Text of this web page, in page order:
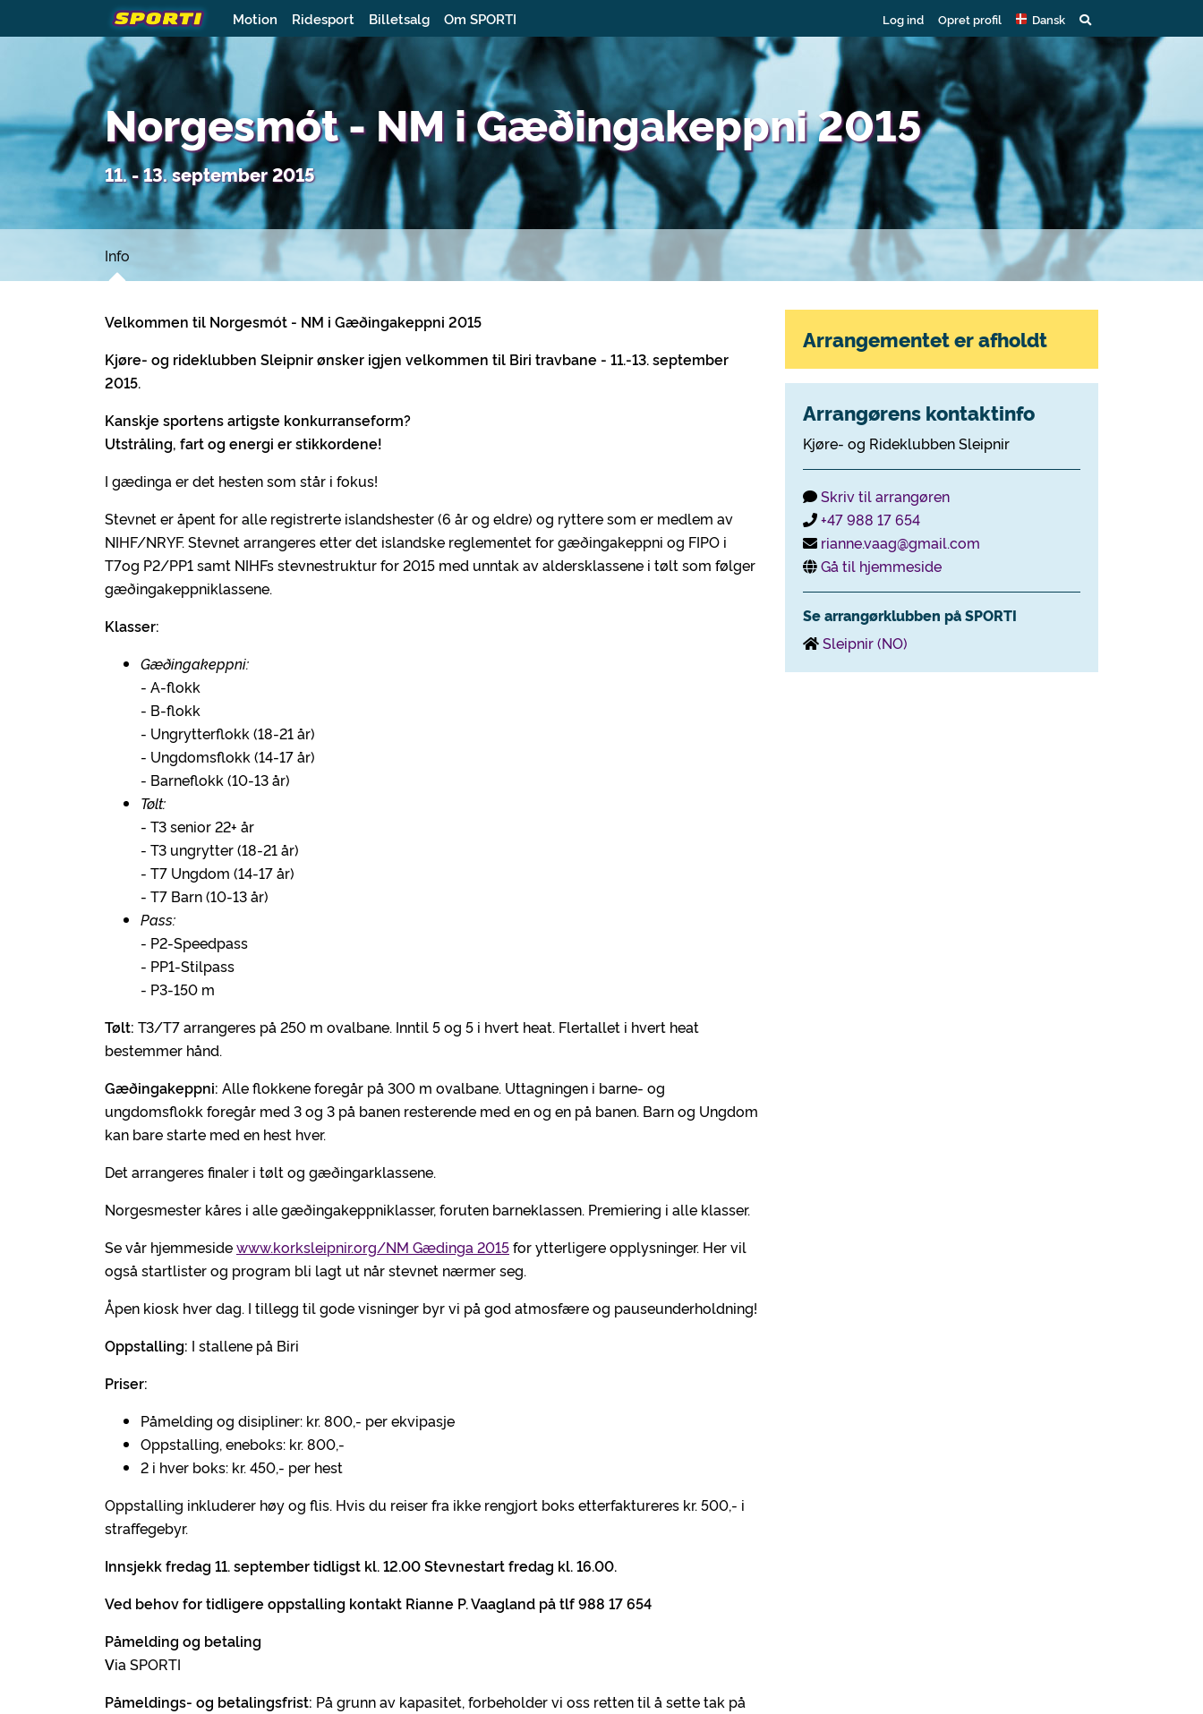
Motion Ridesport Billetsalg Om SPORTI Log ind Opret profil Dansk
Norgesmót - NM i Gæðingakeppni 2015
11. - 13. september 2015
Info
Velkommen til Norgesmót - NM i Gæðingakeppni 2015
Kjøre- og rideklubben Sleipnir ønsker igjen velkommen til Biri travbane - 11.-13. september
2015.
Kanskje sportens artigste konkurranseform?
Utstråling, fart og energi er stikkordene!
I gædinga er det hesten som står i fokus!
Stevnet er åpent for alle registrerte islandshester (6 år og eldre) og ryttere som er medlem av
NIHF/NRYF. Stevnet arrangeres etter det islandske reglementet for gæðingakeppni og FIPO i
T7og P2/PP1 samt NIHFs stevnestruktur for 2015 med unntak av aldersklassene i tølt som følger
gæðingakeppniklassene.
Klasser:
Gæðingakeppni:
- A-flokk
- B-flokk
- Ungrytterflokk (18-21 år)
- Ungdomsflokk (14-17 år)
- Barneflokk (10-13 år)
Tølt:
- T3 senior 22+ år
- T3 ungrytter (18-21 år)
- T7 Ungdom (14-17 år)
- T7 Barn (10-13 år)
Pass:
- P2-Speedpass
- PP1-Stilpass
- P3-150 m
Tølt: T3/T7 arrangeres på 250 m ovalbane. Inntil 5 og 5 i hvert heat. Flertallet i hvert heat
bestemmer hånd.
Gæðingakeppni: Alle flokkene foregår på 300 m ovalbane. Uttagningen i barne- og
ungdomsflokk foregår med 3 og 3 på banen resterende med en og en på banen. Barn og Ungdom
kan bare starte med en hest hver.
Det arrangeres finaler i tølt og gæðingarklassene.
Norgesmester kåres i alle gæðingakeppniklasser, foruten barneklassen. Premiering i alle klasser.
Se vår hjemmesidewww.korksleipnir.org/NM Gædinga 2015for ytterligere opplysninger. Her vil
også startlister og program bli lagt ut når stevnet nærmer seg.
Åpen kiosk hver dag. I tillegg til gode visninger byr vi på god atmosfære og pauseunderholdning!
Oppstalling: I stallene på Biri
Priser:
Påmelding og disipliner: kr. 800,- per ekvipasje
Oppstalling, eneboks: kr. 800,-
2 i hver boks: kr. 450,- per hest
Oppstalling inkluderer høy og flis. Hvis du reiser fra ikke rengjort boks etterfaktureres kr. 500,- i
straffegebyr.
Innsjekk fredag 11. september tidligst kl. 12.00 Stevnestart fredag kl. 16.00.
Ved behov for tidligere oppstalling kontakt Rianne P. Vaagland på tlf 988 17 654
Påmelding og betaling
Via SPORTI
Påmeldings- og betalingsfrist: På grunn av kapasitet, forbeholder vi oss retten til å sette tak på
Arrangementet er afholdt
Arrangørens kontaktinfo
Kjøre- og Rideklubben Sleipnir
Skriv til arrangøren
+47 988 17 654
rianne.vaag@gmail.com
Gå til hjemmeside
Se arrangørklubben på SPORTI
Sleipnir (NO)